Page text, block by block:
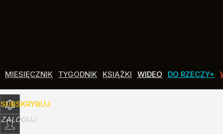
MIESIĘCZNIK TYGODNIK KSIĄŻKI WIDEO DO RZECZY+
SUBSKRYBUJ
ZALOGUJ